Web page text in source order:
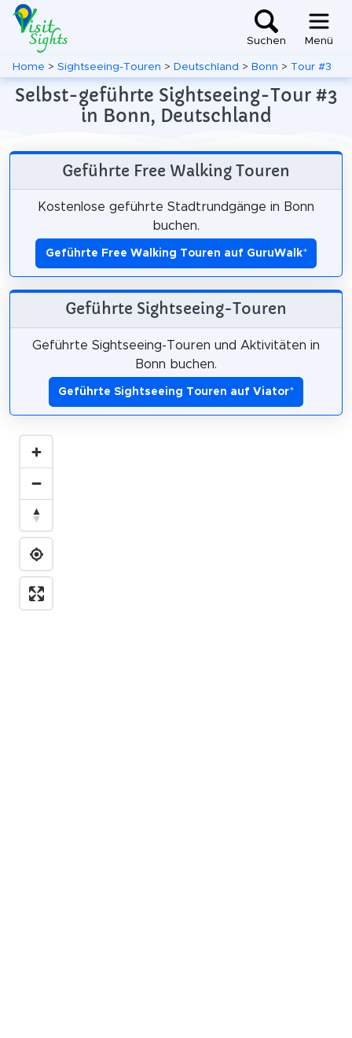
Suchen Menü
Home > Sightseeing-Touren > Deutschland > Bonn > Tour #3
Selbst-geführte Sightseeing-Tour #3
in Bonn, Deutschland
Geführte Free Walking Touren
Kostenlose geführte Stadtrundgänge in Bonn
buchen.
Geführte Free Walking Touren auf GuruWalk*
Geführte Sightseeing-Touren
Geführte Sightseeing-Touren und Aktivitäten in
Bonn buchen.
Geführte Sightseeing Touren auf Viator*